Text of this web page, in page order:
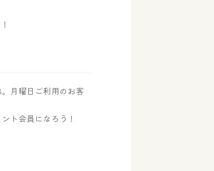
月曜日ご利用のお客
ト会員になろう！